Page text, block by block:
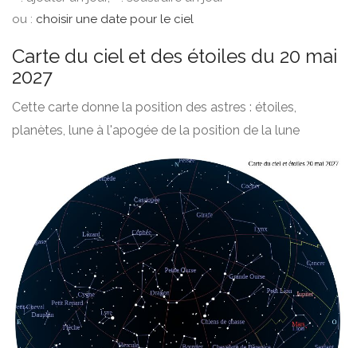
ou : choisir une date pour le ciel
Carte du ciel et des étoiles du 20 mai
2027
Cette carte donne la position des astres : étoiles,
planètes, lune à l'apogée de la position de la lune